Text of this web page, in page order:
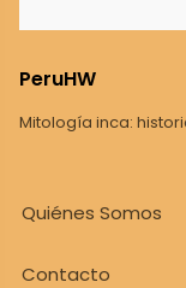
PeruHW
Mitología inca:
Quiénes Somos
Contacto